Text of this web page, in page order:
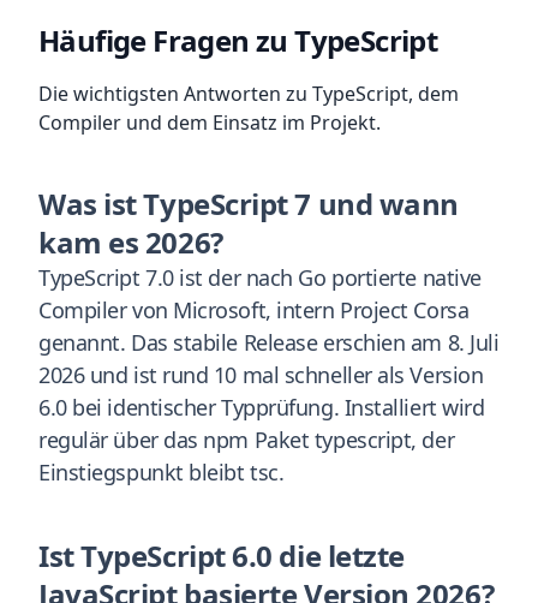
Häufige Fragen zu TypeScript
Die wichtigsten Antworten zu TypeScript, dem
Compiler und dem Einsatz im Projekt.
Was ist TypeScript 7 und wann
kam es 2026?
TypeScript 7.0 ist der nach Go portierte native
Compiler von Microsoft, intern Project Corsa
genannt. Das stabile Release erschien am 8. Juli
2026 und ist rund 10 mal schneller als Version
6.0 bei identischer Typprüfung. Installiert wird
regulär über das npm Paket typescript, der
Einstiegspunkt bleibt tsc.
Ist TypeScript 6.0 die letzte
JavaScript basierte Version 2026?